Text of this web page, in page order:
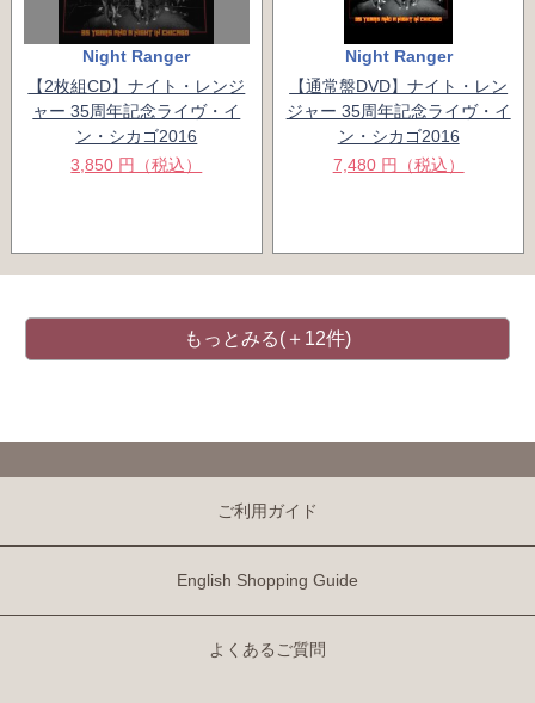
Night Ranger
【2枚組CD】ナイト・レンジ
ャー 35周年記念ライヴ・イ
ン・シカゴ2016
3,850 円（税込）
Night Ranger
【通常盤DVD】ナイト・レン
ジャー 35周年記念ライヴ・イ
ン・シカゴ2016
7,480 円（税込）
もっとみる(＋12件)
ご利用ガイド
English Shopping Guide
よくあるご質問